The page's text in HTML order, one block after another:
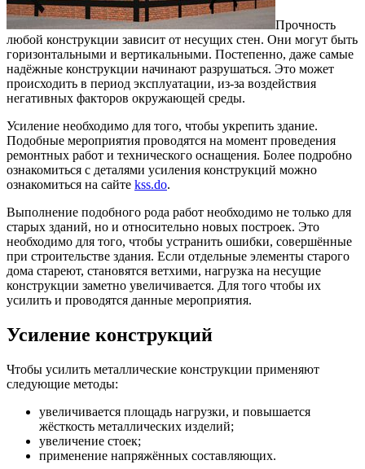
Прочность
любой конструкции зависит от несущих стен. Они могут быть
горизонтальными и вертикальными. Постепенно, даже самые
надёжные конструкции начинают разрушаться. Это может
происходить в период эксплуатации, из-за воздействия
негативных факторов окружающей среды.
Усиление необходимо для того, чтобы укрепить здание.
Подобные мероприятия проводятся на момент проведения
ремонтных работ и технического оснащения. Более подробно
ознакомиться с деталями усиления конструкций можно
ознакомиться на сайте kss.do.
Выполнение подобного рода работ необходимо не только для
старых зданий, но и относительно новых построек. Это
необходимо для того, чтобы устранить ошибки, совершённые
при строительстве здания. Если отдельные элементы старого
дома стареют, становятся ветхими, нагрузка на несущие
конструкции заметно увеличивается. Для того чтобы их
усилить и проводятся данные мероприятия.
Усиление конструкций
Чтобы усилить металлические конструкции применяют
следующие методы:
увеличивается площадь нагрузки, и повышается
жёсткость металлических изделий;
увеличение стоек;
применение напряжённых составляющих.